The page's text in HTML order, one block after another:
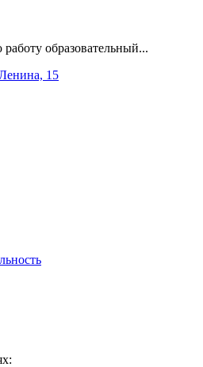
образовательный...
15